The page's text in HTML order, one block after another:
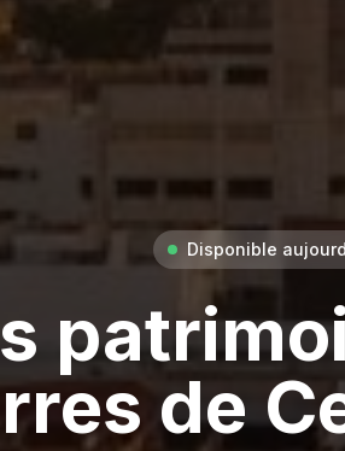
Disponible
de